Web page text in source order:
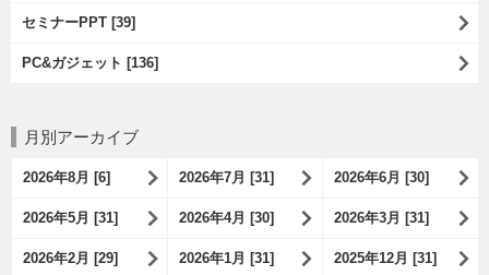
セミナーPPT [39]
PC&ガジェット [136]
月別アーカイブ
2026年8月 [6] 2026年7月 [31] 2026年6月 [30]
2026年5月 [31] 2026年4月 [30] 2026年3月 [31]
2026年2月 [29] 2026年1月 [31] 2025年12月 [31]